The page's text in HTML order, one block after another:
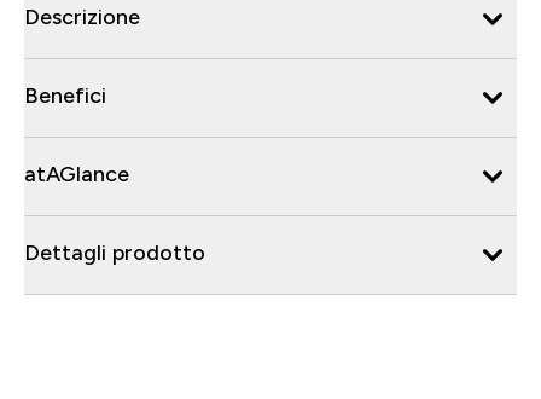
Descrizione
Benefici
atAGlance
Dettagli prodotto